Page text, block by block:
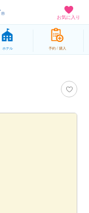
お気に入り
ホテル 予約 / 購入